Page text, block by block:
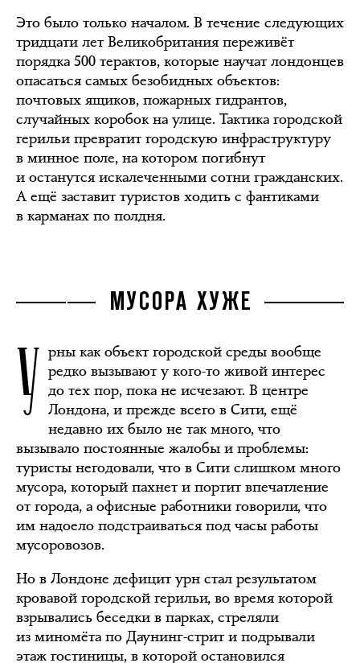
Это было только началом. В течение следующих
тридцати лет Великобритания переживёт
порядка 500 терактов, которые научат лондонцев
опасаться самых безобидных объектов:
почтовых ящиков, пожарных гидрантов,
случайных коробок на улице. Тактика городской
герильи превратит городскую инфраструктуру
в минное поле, на котором погибнут
и останутся искалеченными сотни гражданских.
А ещё заставит туристов ходить с фантиками
в карманах по полдня.
МУСОРА ХУЖЕ
У рны как объект городской среды вообще
редко вызывают у кого-то живой интерес
до тех пор, пока не исчезают. В центре
Лондона, и прежде всего в Сити, ещё
недавно их было не так много, что
вызывало постоянные жалобы и проблемы:
туристы негодовали, что в Сити слишком много
мусора, который пахнет и портит впечатление
от города, а офисные работники говорили, что
им надоело подстраиваться под часы работы
мусоровозов.
Но в Лондоне дефицит урн стал результатом
кровавой городской герильи, во время которой
взрывались беседки в парках, стреляли
из миномёта по Даунинг-стрит и подрывали
этаж гостиницы, в которой остановился